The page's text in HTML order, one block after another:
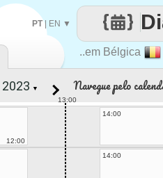
..em Bélgica
PT| EN ▼
▼ Navegue pelo
13:00
12:00
14:00
14:00